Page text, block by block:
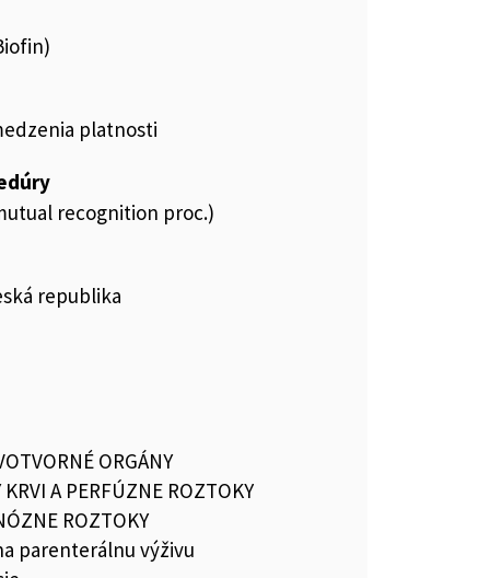
platnosti
recognition proc.)
republika
ORGÁNY
KRVI A PERFÚZNE ROZTOKY
ROZTOKY
parenterálnu výživu